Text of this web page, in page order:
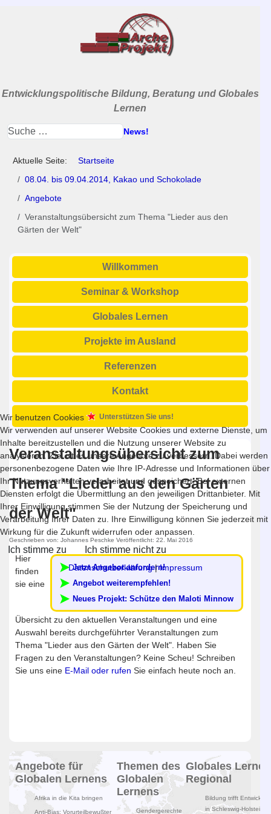
Entwicklungspolitische Bildung, Beratung und Globales
Lernen
News!
Aktuelle Seite:
Startseite
08.04. bis 09.04.2014, Kakao und Schokolade
Angebote
Veranstaltungsübersicht zum Thema "Lieder aus den
Gärten der Welt"
Willkommen
Seminar & Workshop
Globales Lernen
Projekte im Ausland
Referenzen
Kontakt
Unterstützen Sie uns!
Veranstaltungsübersicht zum
Thema "Lieder aus den Gärten
der Welt"
Geschrieben von: Johannes Peschke Veröffentlicht: 22. Mai 2016
Jetzt Angebot anfordern!
Angebot weiterempfehlen!
Neues Projekt: Schütze den Maloti Minnow
Hier
finden
sie eine
Übersicht zu den aktuellen Veranstaltungen und eine
Auswahl bereits durchgeführter Veranstaltungen zum
Thema "Lieder aus den Gärten der Welt". Haben Sie
Fragen zu den Veranstaltungen? Keine Scheu! Schreiben
Sie uns eine E-Mail oder rufen Sie einfach heute noch an.
Angebote für
Globalen Lernens
Afrika in die Kita bringen
Anti-Bias: Vorurteilbewußter
Themen des
Globalen
Lernens
Gendergerechte
Globales Lernen
Regional
Bildung trifft
in Schleswig-Holstein
Wir benutzen Cookies
Wir verwenden auf unserer Website Cookies und externe Dienste, um
Inhalte bereitzustellen und die Nutzung unserer Website zu
analysieren. Ziel ist es unsere Angebote zu verbessern. Dabei werden
personenbezogene Daten wie Ihre IP-Adresse und Informationen über
Ihr Nutzungsverhalten verarbeitet und gespeichert. Bei externen
Diensten erfolgt die Übermittlung an den jeweiligen Drittanbieter. Mit
Ihrer Einwilligung stimmen Sie der Nutzung der Speicherung und
Verarbeitung Ihrer Daten zu. Ihre Einwilligung können Sie jederzeit mit
Wirkung für die Zukunft widerrufen oder anpassen.
Ich stimme zu Ich stimme nicht zu
Datenschutzerklärung|Impressum